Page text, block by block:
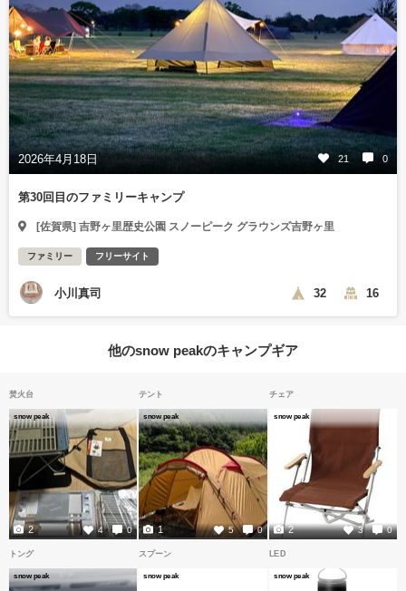
2026年4月18日 21 0
第30回目のファミリーキャンプ
[佐賀県] 吉野ヶ里歴史公園 スノーピーク グラウンズ吉野ヶ里
ファミリー フリーサイト
小川真司 32 16
他のsnow peakのキャンプギア
焚火台
snow peak
4 0
2
テント
snow peak
5 0
1
チェア
snow peak
3 0
2
トング
snow peak
スプーン
snow peak
LED
snow peak